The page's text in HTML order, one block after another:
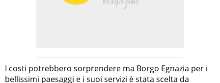
I costi potrebbero sorprendere ma Borgo Egnazia per i
bellissimi paesaggi e i suoi servizi è stata scelta da